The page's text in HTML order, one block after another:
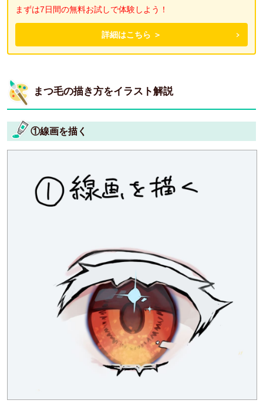
まずは7日間の無料お試しで体験しよう！
詳細はこちら ＞
まつ毛の描き方をイラスト解説
①線画を描く